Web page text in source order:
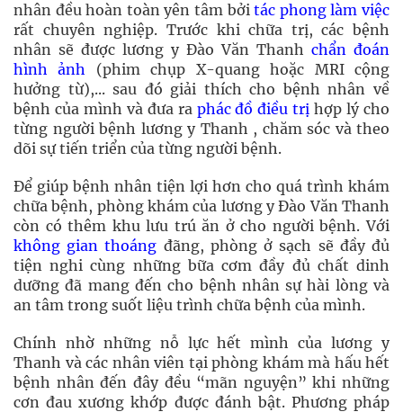
nhân đều hoàn toàn yên tâm bởitác phong làm việc
rất chuyên nghiệp. Trước khi chữa trị, các bệnh
nhân sẽ được lương y Đào Văn Thanh chẩn đoán
hình ảnh (phim chụp X-quang hoặc MRI cộng
hưởng từ),... sau đó giải thích cho bệnh nhân về
bệnh của mình và đưa ra phác đồ điều trị hợp lý cho
từng người bệnh lương y Thanh , chăm sóc và theo
dõi sự tiến triển của từng người bệnh.
Để giúp bệnh nhân tiện lợi hơn cho quá trình khám
chữa bệnh, phòng khám của lương y Đào Văn Thanh
còn có thêm khu lưu trú ăn ở cho người bệnh. Với
không gian thoáng đãng, phòng ở sạch sẽ đầy đủ
tiện nghi cùng những bữa cơm đầy đủ chất dinh
dưỡng đã mang đến cho bệnh nhân sự hài lòng và
an tâm trong suốt liệu trình chữa bệnh của mình.
Chính nhờ những nỗ lực hết mình của lương y
Thanh và các nhân viên tại phòng khám mà hấu hết
bệnh nhân đến đây đều “mãn nguyện” khi những
cơn đau xương khớp được đánh bật. Phương pháp